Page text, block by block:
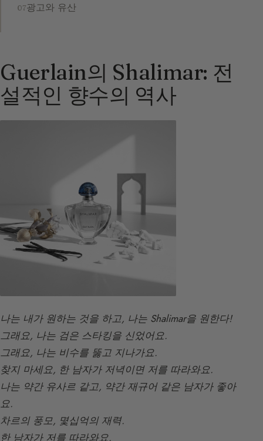
광고와 유산
Guerlain의 Shalimar: 전
설적인 향수의 역사
나는 내가 원하는 것을 하고, 나는 Shalimar을 원한다!
그래요, 나는 검은 스타킹을 신었어요.
그래요, 나는 비수를 뚫고 지나가요.
찾지 마세요, 한 남자가 저녁이면 저를 따라와요.
나는 약간 유사르 같고, 약간 재규어 같은 남자가 좋아
요.
차르의 풍모, 몇십억의 재력.
한 남자가 저를 따라와요.